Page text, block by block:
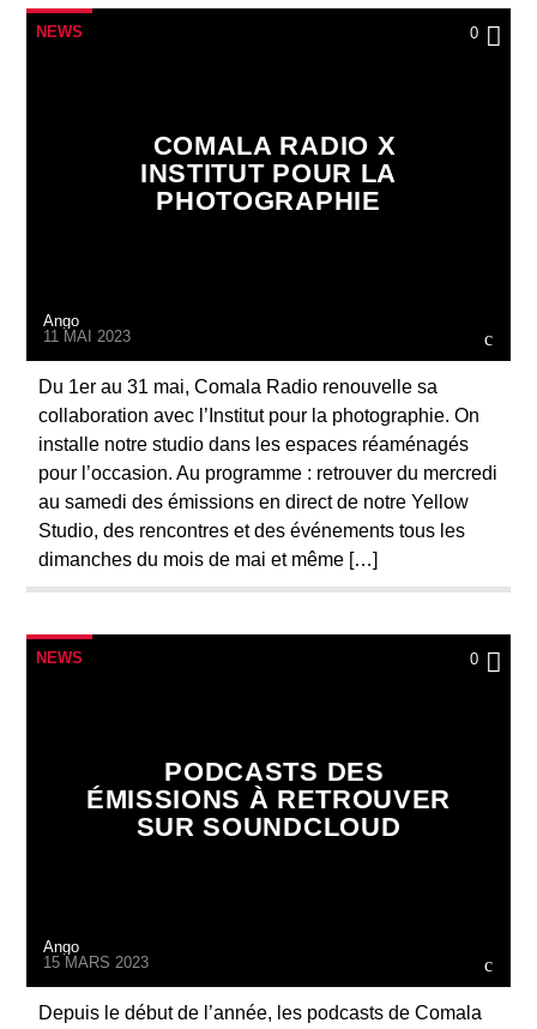
NEWS 0
COMALA RADIO X
INSTITUT POUR LA
PHOTOGRAPHIE
Ango
11 MAI 2023
Du 1er au 31 mai, Comala Radio renouvelle sa
collaboration avec l’Institut pour la photographie. On
installe notre studio dans les espaces réaménagés
pour l’occasion. Au programme : retrouver du mercredi
au samedi des émissions en direct de notre Yellow
Studio, des rencontres et des événements tous les
dimanches du mois de mai et même […]
NEWS 0
PODCASTS DES
ÉMISSIONS À RETROUVER
SUR SOUNDCLOUD
Ango
15 MARS 2023
Depuis le début de l’année, les podcasts de Comala